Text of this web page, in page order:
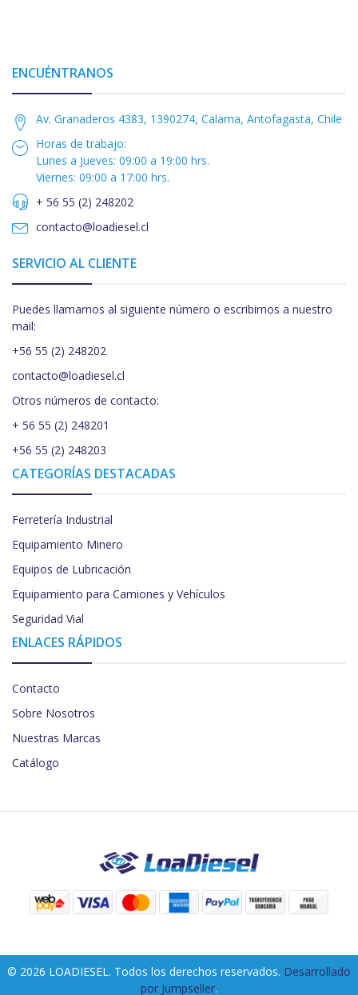
ENCUÉNTRANOS
Av. Granaderos 4383, 1390274, Calama, Antofagasta, Chile
Horas de trabajo:
Lunes a Jueves: 09:00 a 19:00 hrs.
Viernes: 09:00 a 17:00 hrs.
+ 56 55 (2) 248202
contacto@loadiesel.cl
SERVICIO AL CLIENTE
Puedes llamarnos al siguiente número o escribirnos a nuestro
mail:
+56 55 (2) 248202
contacto@loadiesel.cl
Otros números de contacto:
+ 56 55 (2) 248201
+56 55 (2) 248203
CATEGORÍAS DESTACADAS
Ferretería Industrial
Equipamiento Minero
Equipos de Lubricación
Equipamiento para Camiones y Vehículos
Seguridad Vial
ENLACES RÁPIDOS
Contacto
Sobre Nosotros
Nuestras Marcas
Catálogo
© 2026 LOADIESEL. Todos los derechos reservados. Desarrollado
por Jumpseller.